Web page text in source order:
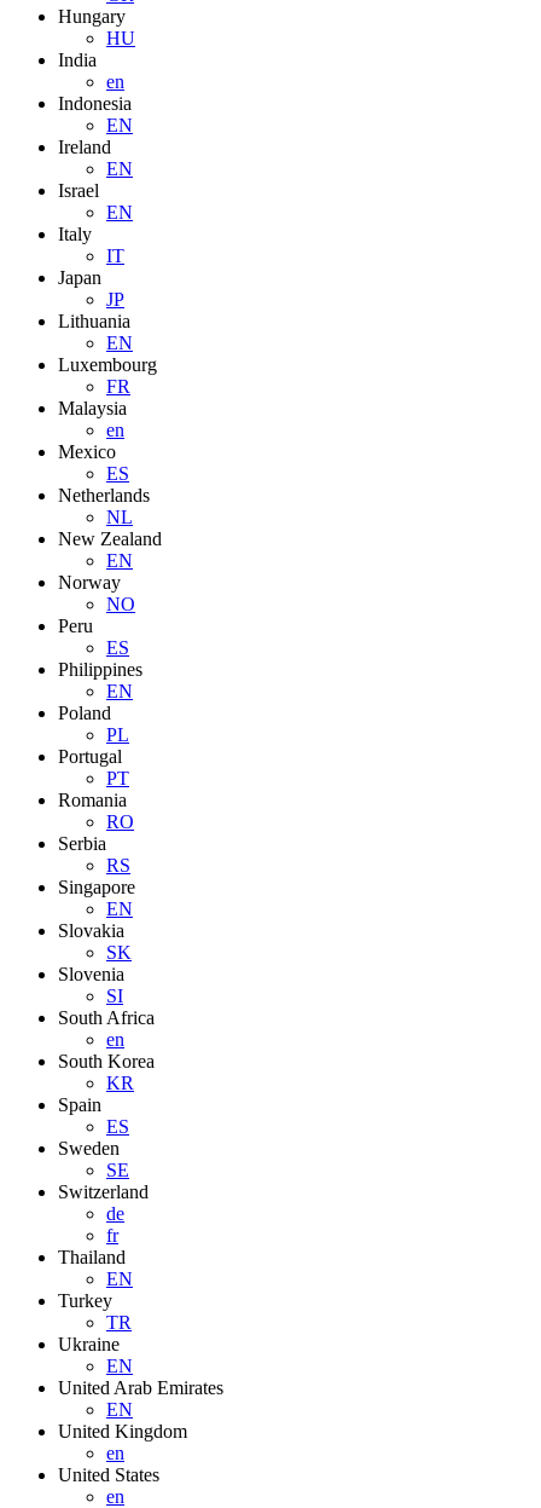
Hungary
HU
India
en
Indonesia
EN
Ireland
EN
Israel
EN
Italy
IT
Japan
JP
Lithuania
EN
Luxembourg
FR
Malaysia
en
Mexico
ES
Netherlands
NL
New Zealand
EN
Norway
NO
Peru
ES
Philippines
EN
Poland
PL
Portugal
PT
Romania
RO
Serbia
RS
Singapore
EN
Slovakia
SK
Slovenia
SI
South Africa
en
South Korea
KR
Spain
ES
Sweden
SE
Switzerland
de
fr
Thailand
EN
Turkey
TR
Ukraine
EN
United Arab Emirates
EN
United Kingdom
en
United States
en